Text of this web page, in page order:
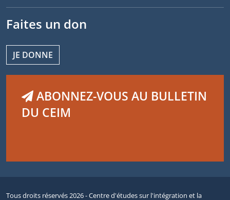
Faites un don
JE DONNE
ABONNEZ-VOUS AU BULLETIN
DU CEIM
Tous droits réservés 2026 - Centre d'études sur l'intégration et la